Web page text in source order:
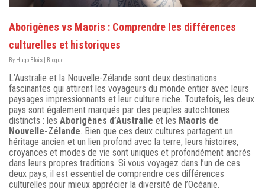
Aborigènes vs Maoris : Comprendre les différences
culturelles et historiques
By Hugo Blois Blogue
L’Australie et la Nouvelle-Zélande sont deux destinations
fascinantes qui attirent les voyageurs du monde entier avec leurs
paysages impressionnants et leur culture riche. Toutefois, les deux
pays sont également marqués par des peuples autochtones
distincts : les Aborigènes d’Australie et les Maoris de
Nouvelle-Zélande . Bien que ces deux cultures partagent un
héritage ancien et un lien profond avec la terre, leurs histoires,
croyances et modes de vie sont uniques et profondément ancrés
dans leurs propres traditions. Si vous voyagez dans l’un de ces
deux pays, il est essentiel de comprendre ces différences
culturelles pour mieux apprécier la diversité de l’Océanie.